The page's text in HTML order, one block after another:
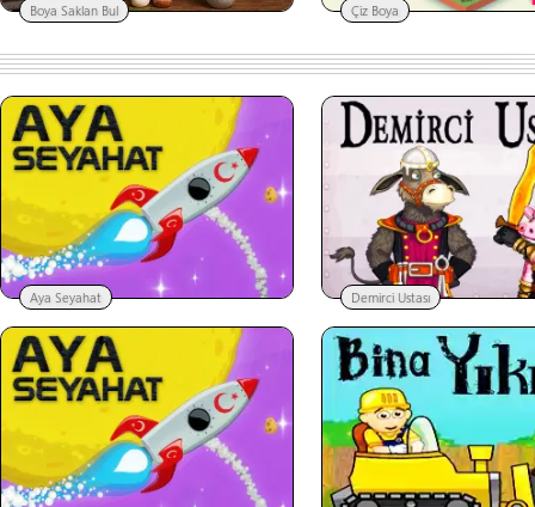
Boya Saklan Bul Çiz Boya
Aya Seyahat Demirci Ustası